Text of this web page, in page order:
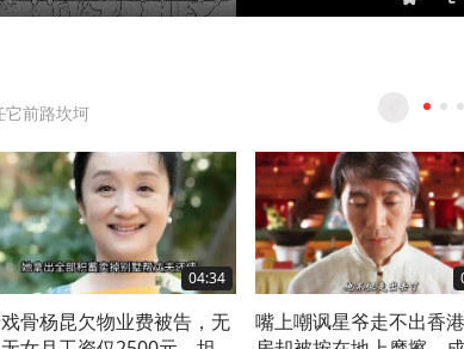
它前路坎坷
04:34
骨杨昆欠物业费被告，无
嘴上嘲讽星爷走不出香